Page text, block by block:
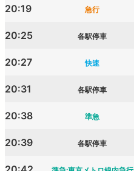
20:19 急行
20:25 各駅停車
20:27 快速
20:31 各駅停車
20:38 準急
20:39 各駅停車